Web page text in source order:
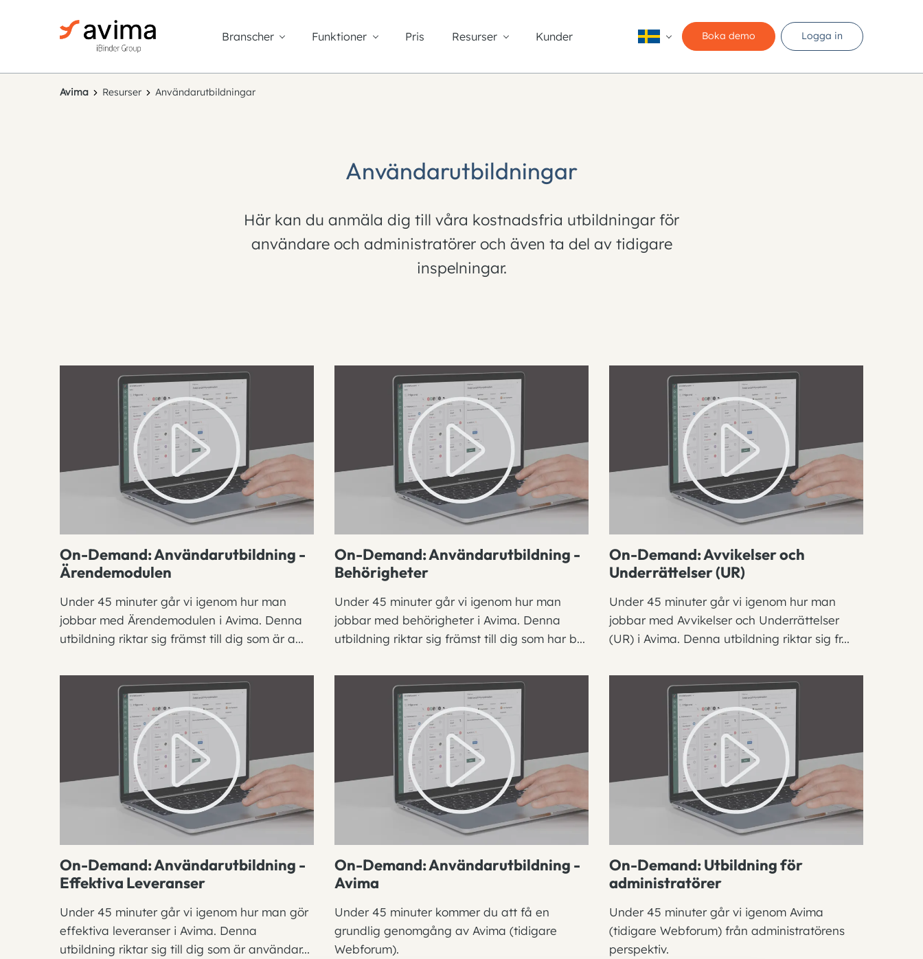
Branscher Funktioner Pris Resurser Kunder Boka demo Logga in
Avima Resurser Användarutbildningar
Användarutbildningar
Här kan du anmäla dig till våra kostnadsfria utbildningar för
användare och administratörer och även ta del av tidigare
inspelningar.
On-Demand: Användarutbildning -
Ärendemodulen
Under 45 minuter går vi igenom hur man
jobbar med Ärendemodulen i Avima. Denna
utbildning riktar sig främst till dig som är a...
On-Demand: Användarutbildning -
Behörigheter
Under 45 minuter går vi igenom hur man
jobbar med behörigheter i Avima. Denna
utbildning riktar sig främst till dig som har b...
On-Demand: Avvikelser och
Underrättelser (UR)
Under 45 minuter går vi igenom hur man
jobbar med Avvikelser och Underrättelser
(UR) i Avima. Denna utbildning riktar sig fr...
On-Demand: Användarutbildning -
Effektiva Leveranser
Under 45 minuter går vi igenom hur man gör
effektiva leveranser i Avima. Denna
utbildning riktar sig till dig som är användar...
On-Demand: Användarutbildning -
Avima
Under 45 minuter kommer du att få en
grundlig genomgång av Avima (tidigare
Webforum).
On-Demand: Utbildning för
administratörer
Under 45 minuter går vi igenom Avima
(tidigare Webforum) från administratörens
perspektiv.